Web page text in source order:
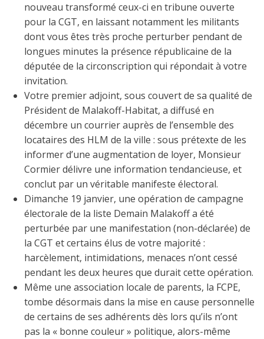
nouveau transformé ceux-ci en tribune ouverte
pour la CGT, en laissant notamment les militants
dont vous êtes très proche perturber pendant de
longues minutes la présence républicaine de la
députée de la circonscription qui répondait à votre
invitation.
Votre premier adjoint, sous couvert de sa qualité de
Président de Malakoff-Habitat, a diffusé en
décembre un courrier auprès de l’ensemble des
locataires des HLM de la ville : sous prétexte de les
informer d’une augmentation de loyer, Monsieur
Cormier délivre une information tendancieuse, et
conclut par un véritable manifeste électoral.
Dimanche 19 janvier, une opération de campagne
électorale de la liste Demain Malakoff a été
perturbée par une manifestation (non-déclarée) de
la CGT et certains élus de votre majorité :
harcèlement, intimidations, menaces n’ont cessé
pendant les deux heures que durait cette opération.
Même une association locale de parents, la FCPE,
tombe désormais dans la mise en cause personnelle
de certains de ses adhérents dès lors qu’ils n’ont
pas la « bonne couleur » politique, alors-même